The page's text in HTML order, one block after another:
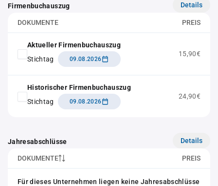
Firmenbuchauszug Details
DOKUMENTE PREIS
Aktueller Firmenbuchauszug
Stichtag
09.08.2026
15,90€
Historischer Firmenbuchauszug
Stichtag
09.08.2026
24,90€
Jahresabschlüsse Details
DOKUMENTE PREIS
Für dieses Unternehmen liegen keine Jahresabschlüsse